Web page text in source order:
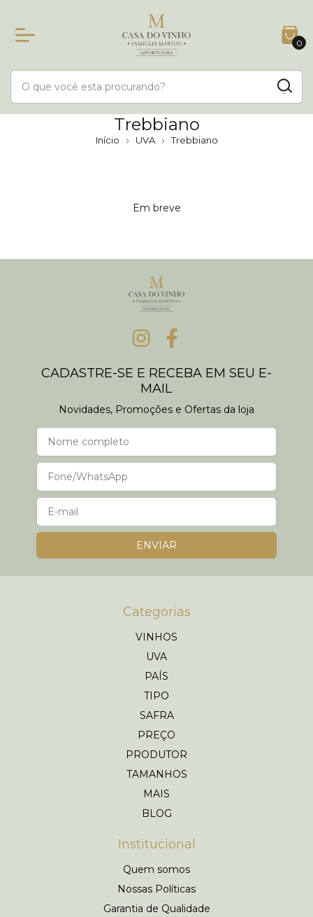
0
Trebbiano
Início UVA Trebbiano
Em breve
CADASTRE-SE E RECEBA EM SEU E-
MAIL
Novidades, Promoções e Ofertas da loja
Categorias
VINHOS
UVA
PAÍS
TIPO
SAFRA
PREÇO
PRODUTOR
TAMANHOS
MAIS
BLOG
Institucional
Quem somos
Nossas Políticas
Garantia de Qualidade